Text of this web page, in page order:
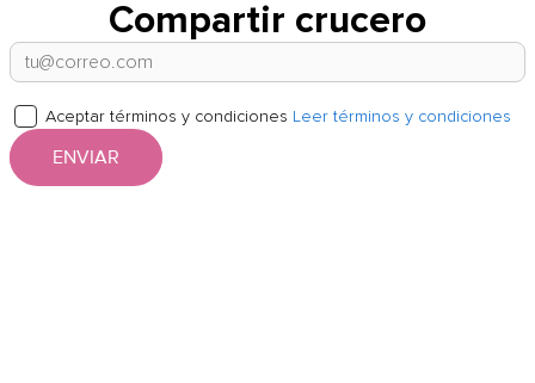
Compartir crucero
Aceptar términos y condiciones Leer términos y condiciones
ENVIAR